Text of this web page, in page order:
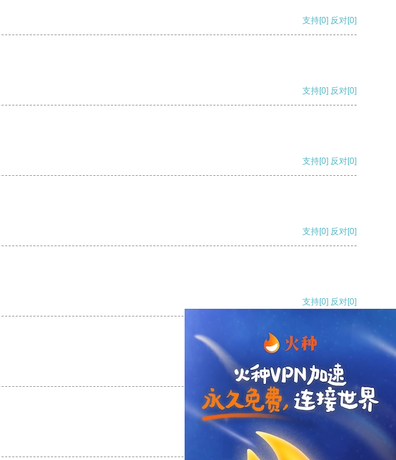
支持[0] 反对[0]
支持[0] 反对[0]
支持[0] 反对[0]
支持[0] 反对[0]
支持[0] 反对[0]
支持[0] 反对
支持